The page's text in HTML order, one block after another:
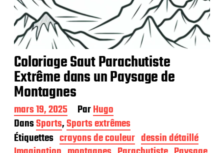
Coloriage Saut Parachutiste
Extrême dans un Paysage de
Montagnes
D
a
t
e
d
mars 19, 2025 ParHugo
DansSports,Sports extrêmes
Étiquettes crayons de couleur dessin détaillé